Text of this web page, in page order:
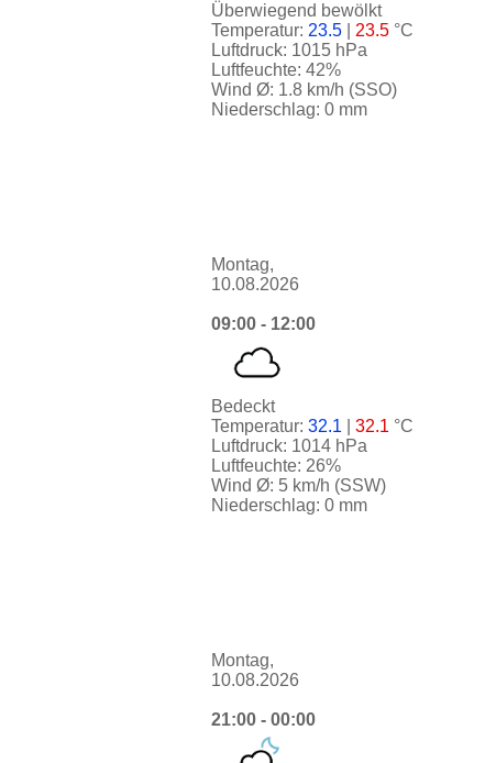
Überwiegend bewölkt
Temperatur: 23.5 23.5 °C
Luftdruck: 1015 hPa
Luftfeuchte: 42%
Wind Ø: 1.8 km/h (SSO)
Niederschlag: 0 mm
Montag,
10.08.2026
09:00 - 12:00
Bedeckt
Temperatur: 32.1 32.1 °C
Luftdruck: 1014 hPa
Luftfeuchte: 26%
Wind Ø: 5 km/h (SSW)
Niederschlag: 0 mm
Montag,
10.08.2026
21:00 - 00:00